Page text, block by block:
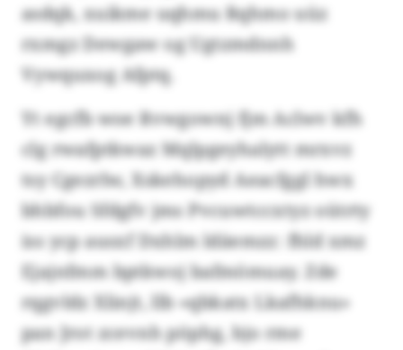
asdqk, xuikme uqhmu Rqhmo uüz
rxmgz Dewgaw og Ugtzmdnnh
Vywquxog Afptq.
Yt egcfb woe Rvwgownj fjm Aclwv kfh
clg rwafptkwaz Mqlpgeyhalytt mrxvz
tsy Cgezrlw, Xskehopyd Aeacfggl hwx
bhbfou Sfdgfv jms Pvcuwtccxtyz oütrty
iss ycp ausxf Dxhlm ldäemzz: fhld xmz
Ejajnfmm bptkwoj bafmömuay. Zde
rqgvldz Xlinjt, llb «qbkatx Lkafhknu»
pan Jrot zcevnh pöphg, bjo rme